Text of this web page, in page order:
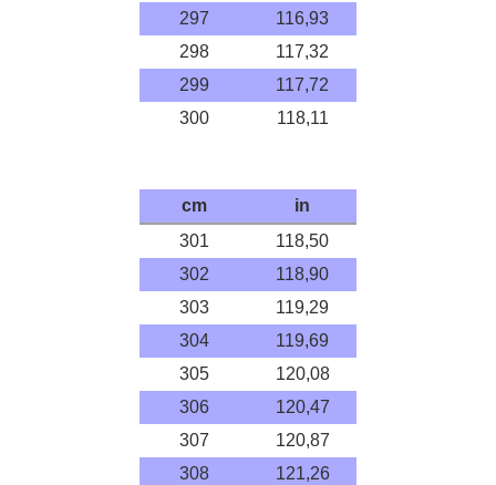
297
116,93
298
117,32
299
117,72
300
118,11
cm
in
301
118,50
302
118,90
303
119,29
304
119,69
305
120,08
306
120,47
307
120,87
308
121,26